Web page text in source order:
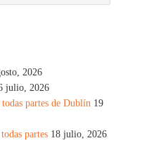
2026
julio, 2026
partes de Dublín 19
partes 18 julio, 2026